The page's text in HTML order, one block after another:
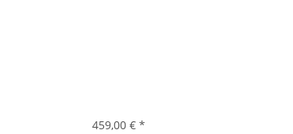
459,00 €*